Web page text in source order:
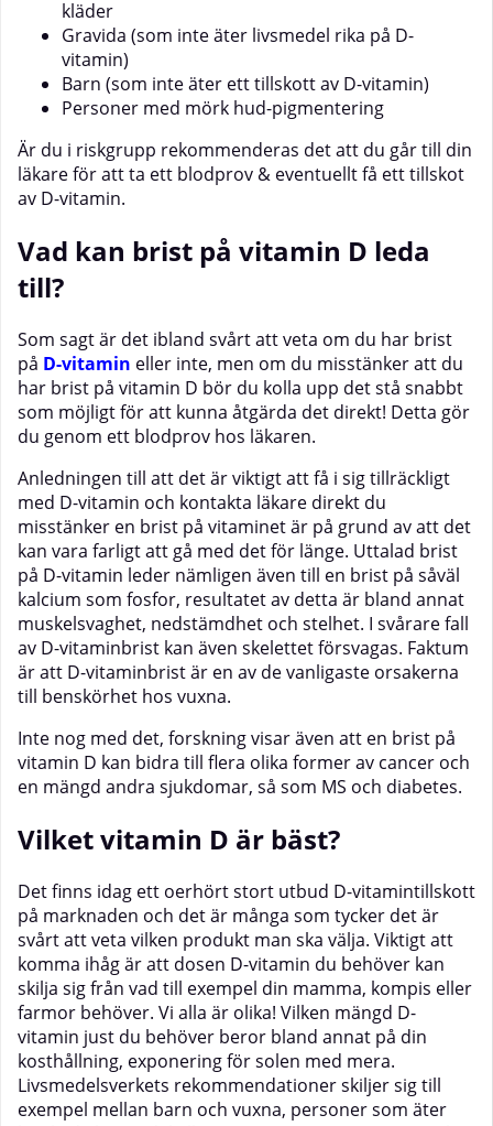
kläder
Gravida (som inte äter livsmedel rika på D-
vitamin)
Barn (som inte äter ett tillskott av D-vitamin)
Personer med mörk hud-pigmentering
Är du i riskgrupp rekommenderas det att du går till din
läkare för att ta ett blodprov & eventuellt få ett tillskot
av D-vitamin.
Vad kan brist på vitamin D leda
till?
Som sagt är det ibland svårt att veta om du har brist
på D-vitamin eller inte, men om du misstänker att du
har brist på vitamin D bör du kolla upp det stå snabbt
som möjligt för att kunna åtgärda det direkt! Detta gör
du genom ett blodprov hos läkaren.
Anledningen till att det är viktigt att få i sig tillräckligt
med D-vitamin och kontakta läkare direkt du
misstänker en brist på vitaminet är på grund av att det
kan vara farligt att gå med det för länge. Uttalad brist
på D-vitamin leder nämligen även till en brist på såväl
kalcium som fosfor, resultatet av detta är bland annat
muskelsvaghet, nedstämdhet och stelhet. I svårare fall
av D-vitaminbrist kan även skelettet försvagas. Faktum
är att D-vitaminbrist är en av de vanligaste orsakerna
till benskörhet hos vuxna.
Inte nog med det, forskning visar även att en brist på
vitamin D kan bidra till flera olika former av cancer och
en mängd andra sjukdomar, så som MS och diabetes.
Vilket vitamin D är bäst?
Det finns idag ett oerhört stort utbud D-vitamintillskott
på marknaden och det är många som tycker det är
svårt att veta vilken produkt man ska välja. Viktigt att
komma ihåg är att dosen D-vitamin du behöver kan
skilja sig från vad till exempel din mamma, kompis eller
farmor behöver. Vi alla är olika! Vilken mängd D-
vitamin just du behöver beror bland annat på din
kosthållning, exponering för solen med mera.
Livsmedelsverkets rekommendationer skiljer sig till
exempel mellan barn och vuxna, personer som äter